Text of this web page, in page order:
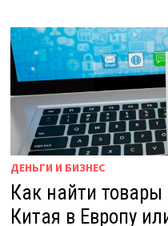
ДЕНЬГИ И БИЗНЕС
Как найти
Китая в Европу